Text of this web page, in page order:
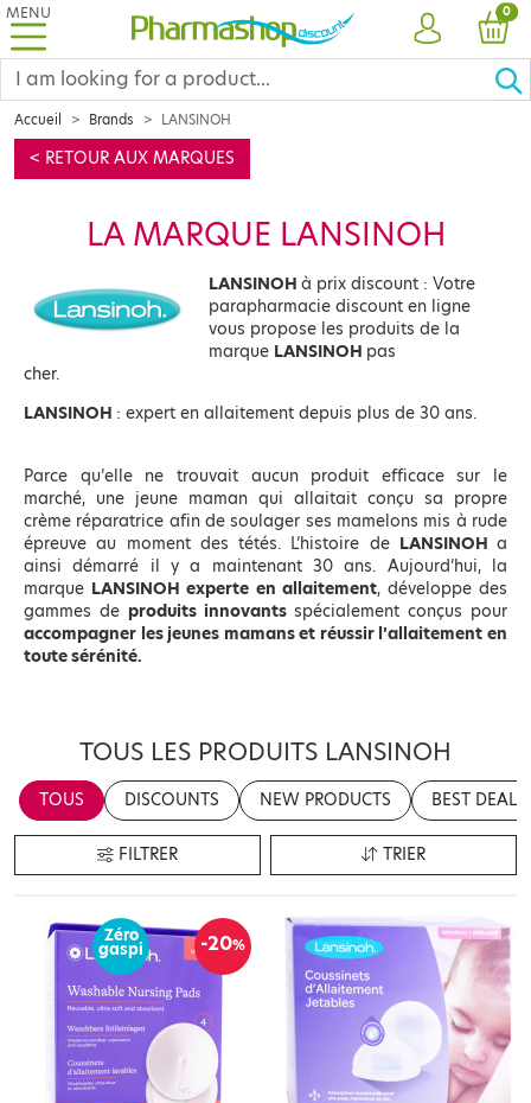
MENU
ACCOUNT
0
Accueil Brands LANSINOH
< RETOUR AUX MARQUES
LA MARQUE LANSINOH
LANSINOH à prix discount : Votre
parapharmacie discount en ligne
vous propose les produits de la
marque LANSINOH pas
cher.
LANSINOH : expert en allaitement depuis plus de 30 ans.
Parce qu’elle ne trouvait aucun produit efficace sur le
marché, une jeune maman qui allaitait conçu sa propre
crème réparatrice afin de soulager ses mamelons mis à rude
épreuve au moment des tétés. L’histoire de LANSINOH a
ainsi démarré il y a maintenant 30 ans. Aujourd’hui, la
marque LANSINOH experte en allaitement, développe des
gammes de produits innovants spécialement conçus pour
accompagner les jeunes mamans et réussir l’allaitement en
toute sérénité.
TOUS LES PRODUITS LANSINOH
TOUS DISCOUNTS NEW PRODUCTS BEST DEALS
FILTRER TRIER
-20%
Zéro
gaspi